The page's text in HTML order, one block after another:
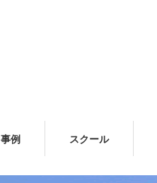
事例 スクール